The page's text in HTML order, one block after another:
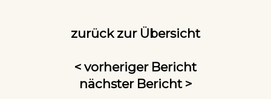
zurück zur Übersicht
< vorheriger Bericht
nächster Bericht >